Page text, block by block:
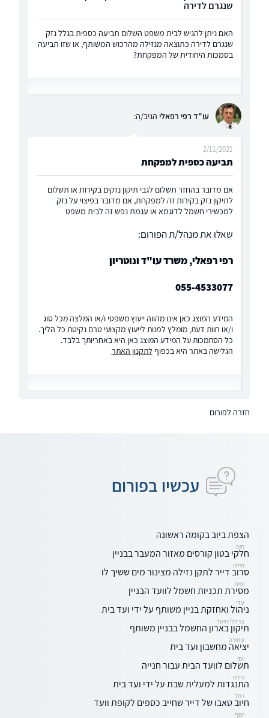
שנגרם לדירה
האם ניתן להגיש לבית משפט השלום תביעה כספית בגלל נזק
שנגרם לדירה כתוצאה מנזילה מהרכוש המשותף, או שזו תביעה
בסמכות היחודית של המפקחת?
עו"ד רפי רפאלי הגיב/ה:
תביעה כספית למפקחת
2/11/2021
אם מדובר בהחזר תשלום לגבי תיקון נזקים בקירות או תשלום
לתיקון נזק בקירות זה למפקחת, אם מדובר בפיצוי על נזק
למכשירי חשמל לדוגמא או עגמת נפש זה לבית משפט
שאלו את מנהל/ת הפורום:
רפי רפאלי, משרד עו"ד ונוטריון
055-4533077
המידע המוצג כאן אינו מהווה ייעוץ משפטי ו/או המלצה מכל סוג
ו/או חוות דעת, מומלץ לפנות לייעוץ מקצועי טרם נקיטת כל הליך.
כל הסתמכות על המידע המוצג כאן היא באחריותך בלבד.
הגלישה באתר היא בכפוף לתקנון האתר
חזרה לפורום
עכשיו בפורום
הצפת ביוב בקומה ראשונה
חיה
חלקי בטון קורסים מאזור המעבר בבניין
הילה
סרוב דייר לתקן נזילה מצינור מים ששיך לו
יפית
מסירת תכניות חשמל לוועד הבניין
עדי
ניהול ואחזקת בניין משותף על ידי ועד בית
ברזילי רויטל
תיקון בארון החשמל בבניין משותף
עמירה
יציאה מחשבון ועד בית
יוסי
תשלום לוועד הבית עבור חנייה
ורדה
התנגדות למעלית שבת על ידי ועד בית
רחל
חיוב טאבו של דייר שחייב כספים לקופת וועד
יוסף